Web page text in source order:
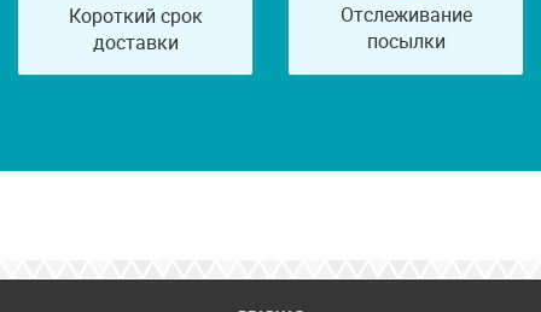
Короткий срок
доставки
Отслеживание
посылки